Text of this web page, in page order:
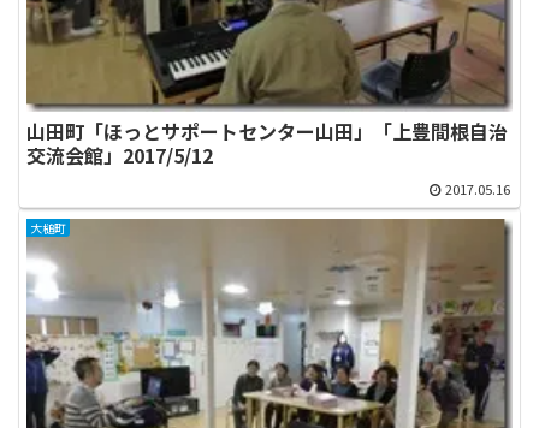
山田町「ほっとサポートセンター山田」「上豊間根自治
交流会館」2017/5/12
2017.05.16
大槌町